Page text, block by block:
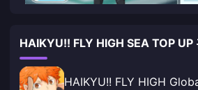
HAIKYU!! FLY HIGH SEA TOP UP
HAIKYU!! FLY HIGH